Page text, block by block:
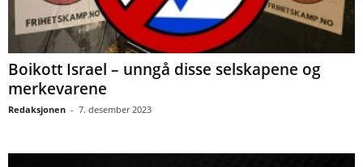
Boikott Israel – unngå disse selskapene og
merkevarene
Redaksjonen - 7. desember 2023